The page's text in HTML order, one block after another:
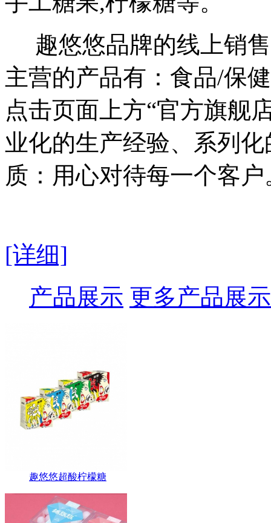
趣悠悠品牌的线上销
主营的产品有：食品/保
点击页面上方“官方旗舰
业化的生产经验、系列
质：用心对待每一个客户
[详细]
产品展示 更多产品展示
趣悠悠超酸柠檬糖